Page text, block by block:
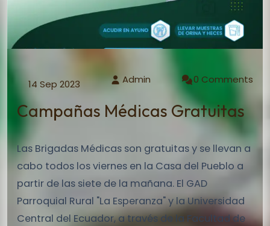
14 Sep 2023 Admin 0 Comments
Campañas Médicas Gratuitas
Las Brigadas Médicas son gratuitas y se llevan a
cabo todos los viernes en la Casa del Pueblo a
partir de las siete de la mañana. El GAD
Parroquial Rural "La Esperanza" y la Universidad
Central del Ecuador, a través de la Facultad de